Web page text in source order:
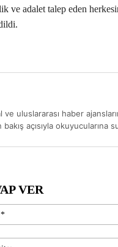
ve adalet talep eden
uluslararası haber
açısıyla okuyucularına
VER